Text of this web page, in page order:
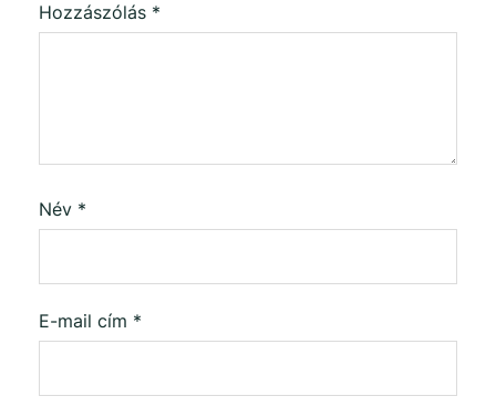
Hozzászólás *
Név *
E-mail cím *